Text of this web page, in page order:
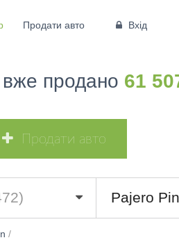
Продати авто Вхід
продано 61
Продати авто
Pajero
/